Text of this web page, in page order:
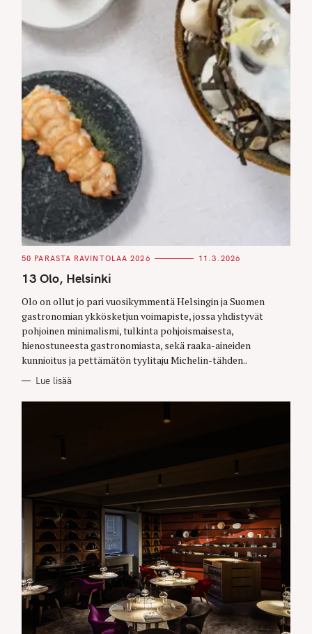
C
T
E
O
R
I
E
S
50 PARASTA RAVINTOLAA 2026 11.3.2026
13 Olo, Helsinki
Olo on ollut jo pari vuosikymmentä Helsingin ja Suomen
gastronomian ykkösketjun voimapiste, jossa yhdistyvät
pohjoinen minimalismi, tulkinta pohjoismaisesta,
hienostuneesta gastronomiasta, sekä raaka-aineiden
kunnioitus ja pettämätön tyylitaju Michelin-tähden..
Lue lisää